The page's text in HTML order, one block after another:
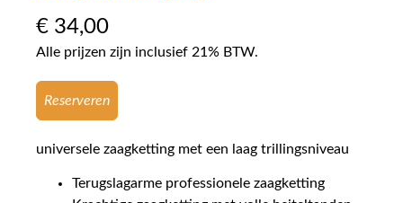
€ 34,00
Alle prijzen zijn inclusief 21% BTW.
Reserveren
universele zaagketting met een laag trillingsniveau
Terugslagarme professionele zaagketting